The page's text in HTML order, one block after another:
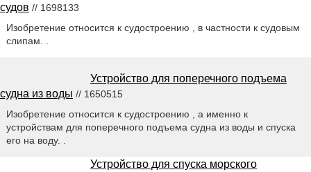
судов // 1698133
Изобретение относится к судостроению , в частности к судовым
слипам. .
Устройство для поперечного подъема
судна из воды // 1650515
Изобретение относится к судостроению , а именно к
устройствам для поперечного подъема судна из воды и спуска
его на воду. .
Устройство для спуска морского